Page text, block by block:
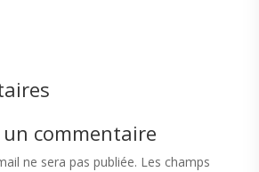
commentaire
ne sera pas publiée. Les champs